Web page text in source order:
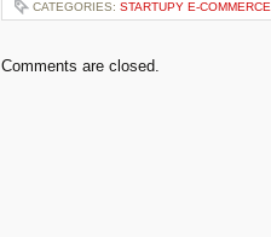
CATEGORIES: STARTUPY E-COMMERCE
Comments are closed.